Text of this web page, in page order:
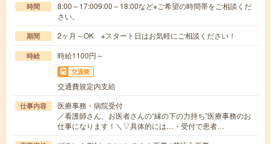
時間
8:00～17:009:00～18:00など※ご希望の時間帯をご相談くだ
さい。
期間 2ヶ月～OK ※スタート日はお気軽にご相談ください！
時給 時給1100円～
交通費
交通費規定内支給
仕事内容
医療事務・病院受付
／看護師さん、お医者さんの“縁の下の力持ち”医療事務のお
仕事になります！＼▽具体的には…・受付で患者…